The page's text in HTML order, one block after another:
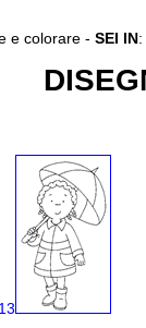
e colorare - SEI IN:
13